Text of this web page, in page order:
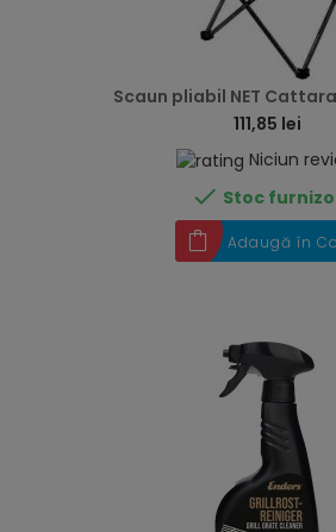
Scaun pliabil NET Cattara
111,85 lei
Niciun
 Stoc
Adaugă în